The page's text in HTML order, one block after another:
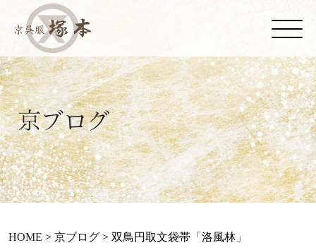
HOME > 京ブログ> 双鳥円取文袋帯「洛風林」